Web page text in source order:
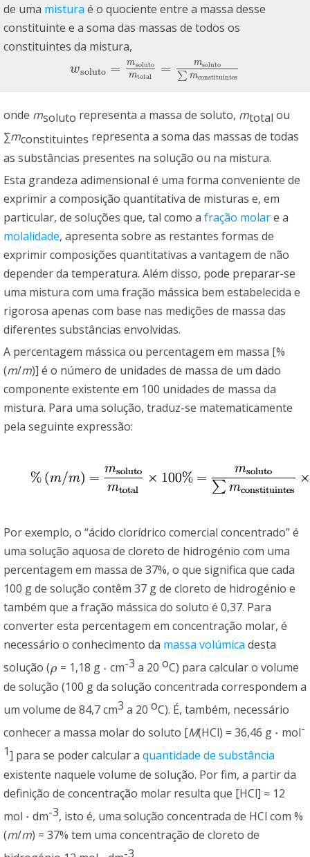
de uma mistura é o quociente entre a massa desse
constituinte e a soma das massas de todos os
constituintes da mistura,
wsoluto = msoluto
mtotal
= msoluto
∑ mconstituintes
wsoluto=msoluto m total=msoluto
onde msoluto representa a massa de soluto, mtotal ou
∑mconstituintes representa a soma das massas de todas
as substâncias presentes na solução ou na mistura.
Esta grandeza adimensional é uma forma conveniente de
exprimir a composição quantitativa de misturas e, em
particular, de soluções que, tal como a fração molare a
molalidade, apresenta sobre as restantes formas de
exprimir composições quantitativas a vantagem de não
depender da temperatura. Além disso, pode preparar-se
uma mistura com uma fração mássica bem estabelecida e
rigorosa apenas com base nas medições de massa das
diferentes substâncias envolvidas.
A percentagem mássica ou percentagem em massa [%
(m/m)] é o número de unidades de massa de um dado
componente existente em 100 unidades de massa da
mistura. Para uma solução, traduz-se matematicamente
pela seguinte expressão:
Por exemplo, o “ácido clorídrico comercial concentrado” é
uma solução aquosa de cloreto de hidrogénio com uma
percentagem em massa de 37%, o que significa que cada
100 g de solução contêm 37 g de cloreto de hidrogénio e
também que a fração mássica do soluto é 0,37. Para
converter esta percentagem em concentração molar, é
necessário o conhecimento da massa volúmica desta
solução (ρ
ρ = 1,18 g ⋅⋅ cm-3 a 20 oC) para calcular o volume
de solução (100 g da solução concentrada correspondem a
um volume de 84,7 cm3 a 20 oC). É, também, necessário
conhecer a massa molar do soluto [M(HCl) = 36,46 g ⋅⋅ mol-
1] para se poder calcular a quantidade de substância
existente naquele volume de solução. Por fim, a partir da
definição de concentração molar resulta que [HCl] ≈ 12
mol ⋅⋅ dm-3, isto é, uma solução concentrada de HCl com %
(m/m) = 37% tem uma concentração de cloreto de
-3